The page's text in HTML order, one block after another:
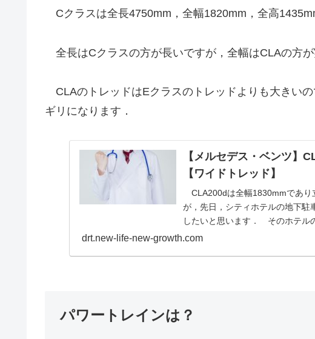
Cクラスは全長4750mm，全幅1820mm，全高
全長はCクラスの方が長いですが，全幅はCLAの方が
CLAのトレッドはEクラスのトレッドよりも大きい
ギリになります．
【メルセデス・ベンツ】
【ワイドトレッド】
CLA200dは全幅1830mmであ
が，先日，シティホテルの地下駐
したいと思います． そのホテル
drt.new-life-new-growth.com
パワートレインは？